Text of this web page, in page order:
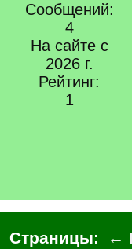
Сообщений:
4
На сайте с
2026 г.
Рейтинг:
1
Страницы: ←